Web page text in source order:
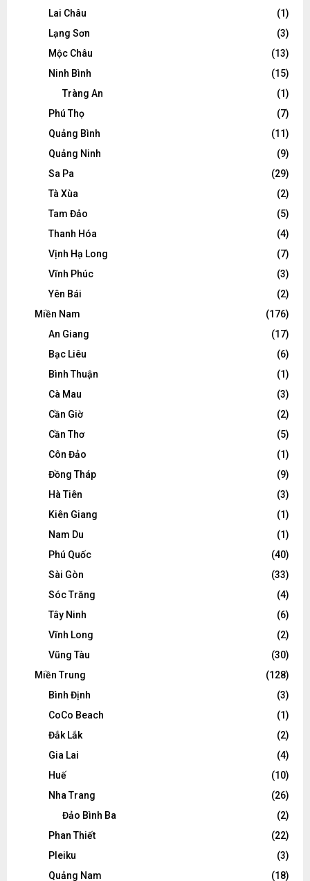
Lai Châu
(1)
Lạng Sơn
(3)
Mộc Châu
(13)
Ninh Bình
(15)
Tràng An
(1)
Phú Thọ
(7)
Quảng Bình
(11)
Quảng Ninh
(9)
Sa Pa
(29)
Tà Xùa
(2)
Tam Đảo
(5)
Thanh Hóa
(4)
Vịnh Hạ Long
(7)
Vĩnh Phúc
(3)
Yên Bái
(2)
Miền Nam
(176)
An Giang
(17)
Bạc Liêu
(6)
Bình Thuận
(1)
Cà Mau
(3)
Cần Giờ
(2)
Cần Thơ
(5)
Côn Đảo
(1)
Đồng Tháp
(9)
Hà Tiên
(3)
Kiên Giang
(1)
Nam Du
(1)
Phú Quốc
(40)
Sài Gòn
(33)
Sóc Trăng
(4)
Tây Ninh
(6)
Vĩnh Long
(2)
Vũng Tàu
(30)
Miền Trung
(128)
Bình Định
(3)
CoCo Beach
(1)
Đắk Lắk
(2)
Gia Lai
(4)
Huế
(10)
Nha Trang
(26)
Đảo Bình Ba
(2)
Phan Thiết
(22)
Pleiku
(3)
Quảng Nam
(18)